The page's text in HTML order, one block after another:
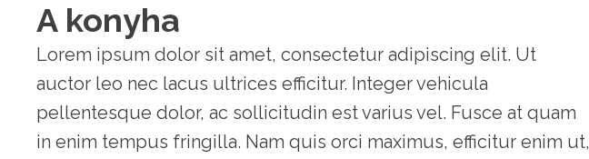
A konyha
Lorem ipsum dolor sit amet, consectetur adipiscing elit. Ut
auctor leo nec lacus ultrices efficitur. Integer vehicula
pellentesque dolor, ac sollicitudin est varius vel. Fusce at quam
in enim tempus fringilla. Nam quis orci maximus, efficitur enim ut,